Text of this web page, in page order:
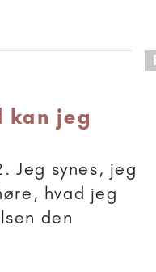
kan jeg
Jeg synes, jeg
hvad jeg
den